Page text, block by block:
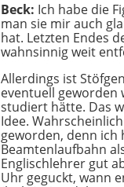
Beck: Ich habe die
man sie mir auch
hat. Letzten Endes
wahnsinnig weit
Allerdings ist
eventuell geworden
studiert hätte. Das
Idee.
geworden, denn
Beamtenlaufbahn
Englischlehrer gut
Uhr geguckt, wann